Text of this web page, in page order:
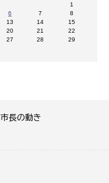
市長の動き
1
6 7
8
13 14
15
20 21
22
27 28
29